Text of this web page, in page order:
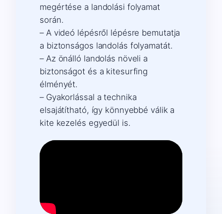
megértése a landolási folyamat
során.
– A videó lépésről lépésre bemutatja
a biztonságos landolás folyamatát.
– Az önálló landolás növeli a
biztonságot és a kitesurfing
élményét.
– Gyakorlással a technika
elsajátítható, így könnyebbé válik a
kite kezelés egyedül is.